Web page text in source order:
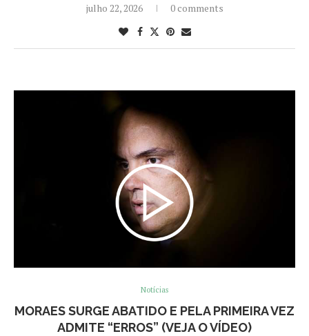
julho 22, 2026 0 comments
Notícias
MORAES SURGE ABATIDO E PELA PRIMEIRA VEZ
ADMITE “ERROS” (VEJA O VÍDEO)